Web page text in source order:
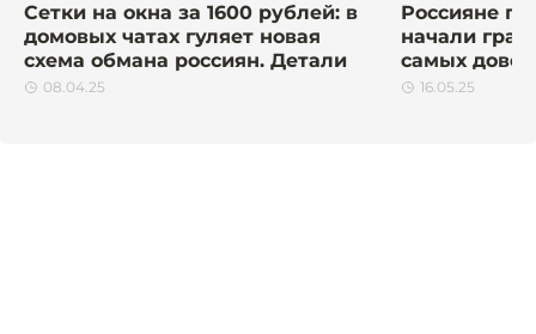
Сетки на окна за 1600 рублей: в
домовых чатах гуляет новая
схема обмана россиян. Детали
08.04.25
Россияне
начали
самых
16.05.25